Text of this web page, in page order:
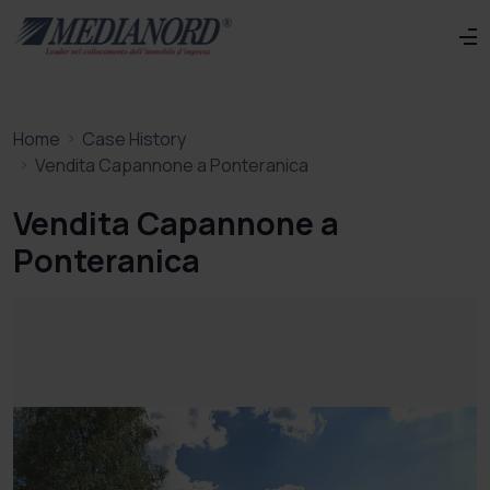
Home
Case History
Vendita Capannone a Ponteranica
Vendita Capannone a
Ponteranica